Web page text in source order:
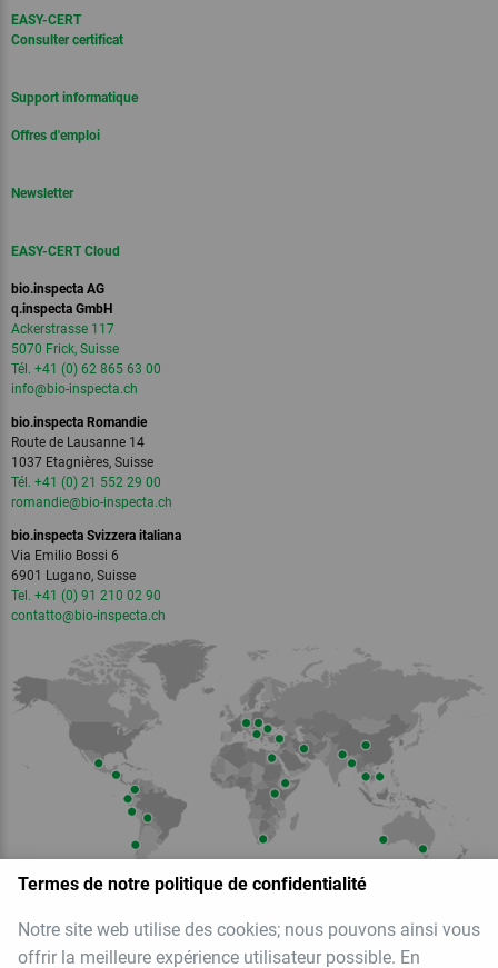
Termes de notre politique de confidentialité
Notre site web utilise des cookies; nous pouvons ainsi vous
offrir la meilleure expérience utilisateur possible. En
EASY-CERT
Consulter certificat
Support informatique
Offres d'emploi
Newsletter
EASY-CERT Cloud
bio.inspecta AG
q.inspecta GmbH
Ackerstrasse 117
5070 Frick, Suisse
Tél. +41 (0) 62 865 63 00
info@bio-inspecta.ch
bio.inspecta Romandie
Route de Lausanne 14
1037 Etagnières, Suisse
Tél. +41 (0) 21 552 29 00
romandie@bio-inspecta.ch
bio.inspecta Svizzera italiana
Via Emilio Bossi 6
6901 Lugano, Suisse
Tel. +41 (0) 91 210 02 90
contatto@bio-inspecta.ch
Membre du